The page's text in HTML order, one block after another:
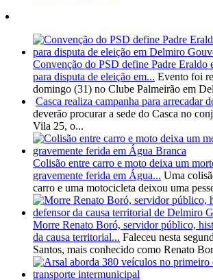
Convenção do PSD define Padre Eraldo
para disputa de eleição em... Evento foi
domingo (31) no Clube Palmeirão em
Casca realiza campanha para arrecadar
deverão procurar a sede do Casca no
Vila 25, o...
Colisão entre carro e moto deixa um
gravemente ferida em Água... Uma
carro e uma motocicleta deixou uma
Morre Renato Boró, servidor público,
da causa territorial... Faleceu nesta
Santos, mais conhecido como Renato